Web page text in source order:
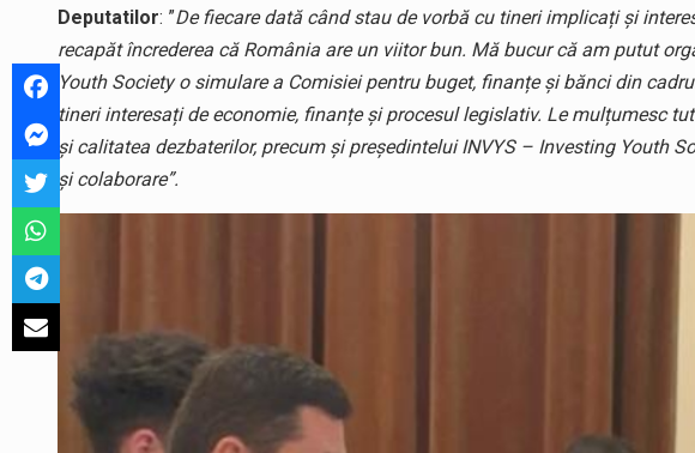
Deputatilor: ”De fiecare dată când stau de vorbă cu tineri implicați și
recapăt încrederea că România are un viitor bun. Mă bucur că am putut
Youth Society o simulare a Comisiei pentru buget, finanțe și bănci din
tineri interesați de economie, finanțe și procesul legislativ. Le mulțumesc
și calitatea dezbaterilor, precum și președintelui INVYS – Investing Youth
și colaborare”.